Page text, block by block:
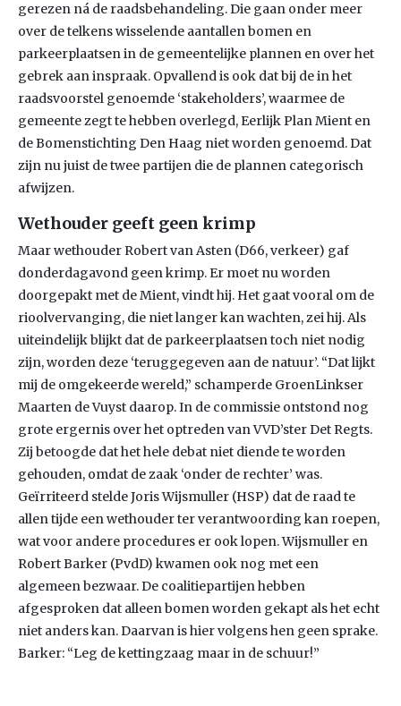
gerezen ná de raadsbehandeling. Die gaan onder meer
over de telkens wisselende aantallen bomen en
parkeerplaatsen in de gemeentelijke plannen en over het
gebrek aan inspraak. Opvallend is ook dat bij de in het
raadsvoorstel genoemde ‘stakeholders’, waarmee de
gemeente zegt te hebben overlegd, Eerlijk Plan Mient en
de Bomenstichting Den Haag niet worden genoemd. Dat
zijn nu juist de twee partijen die de plannen categorisch
afwijzen.
Wethouder geeft geen krimp
Maar wethouder Robert van Asten (D66, verkeer) gaf
donderdagavond geen krimp. Er moet nu worden
doorgepakt met de Mient, vindt hij. Het gaat vooral om de
rioolvervanging, die niet langer kan wachten, zei hij. Als
uiteindelijk blijkt dat de parkeerplaatsen toch niet nodig
zijn, worden deze ‘teruggegeven aan de natuur’. “Dat lijkt
mij de omgekeerde wereld,” schamperde GroenLinkser
Maarten de Vuyst daarop. In de commissie ontstond nog
grote ergernis over het optreden van VVD’ster Det Regts.
Zij betoogde dat het hele debat niet diende te worden
gehouden, omdat de zaak ‘onder de rechter’ was.
Geïrriteerd stelde Joris Wijsmuller (HSP) dat de raad te
allen tijde een wethouder ter verantwoording kan roepen,
wat voor andere procedures er ook lopen. Wijsmuller en
Robert Barker (PvdD) kwamen ook nog met een
algemeen bezwaar. De coalitiepartijen hebben
afgesproken dat alleen bomen worden gekapt als het echt
niet anders kan. Daarvan is hier volgens hen geen sprake.
Barker: “Leg de kettingzaag maar in de schuur!”